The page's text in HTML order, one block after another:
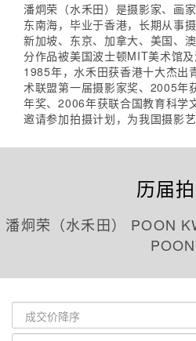
潘炯荣（水禾田）是摄影家、画
东南海，毕业于香港，长期从事
新加坡、东京、加拿大、美国、
分作品被美国波士顿MIT美术馆及
1985年，水禾田获香港十大杰出
术联盟第一届摄影家奖、2005年
年奖、2006年获联合国教育科学
邀请参加拍摄计划，为我国摄影艺
历届
潘炯荣（水禾田） POON